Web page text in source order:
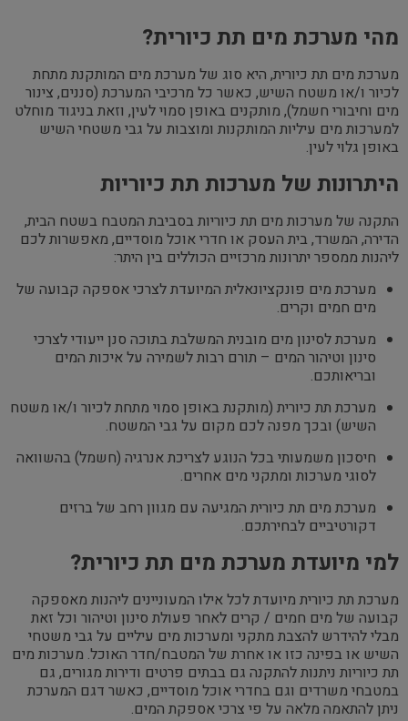
מהי מערכת מים תת כיורית?
מערכת מים תת כיורית, היא סוג של מערכת מים המותקנת מתחת
לכיור ו/או משטח השיש, כאשר כל מרכיבי המערכת (סננים, צינור
מים וחיבורי חשמל), מותקנים באופן סמוי לעין, וזאת בניגוד מוחלט
למערכות מים עיליות המותקנות ומוצבות על גבי משטחי השיש
באופן גלוי לעין.
היתרונות של מערכות תת כיוריות
התקנה של מערכות מים תת כיוריות בסביבת המטבח בשטח הבית,
הדירה, המשרד, בית העסק או חדרי אוכל מוסדיים, מאפשרות לכם
ליהנות ממספר יתרונות מרכזיים הכוללים בין היתר:
מערכת מים פונקציונאלית המיועדת לצרכי אספקה קבועה של
מים חמים וקרים.
מערכת לסינון מים מובנית המשלבת בתוכה סנן ייעודי לצרכי
סינון וטיהור המים – תורם רבות לשמירה על איכות המים
ובריאותכם.
מערכת תת כיורית (מותקנת באופן סמוי מתחת לכיור ו/או משטח
השיש) ובכך מפנה לכם מקום על גבי המשטח.
חיסכון משמעותי בכל הנוגע לצריכת אנרגיה (חשמל) בהשוואה
לסוגי מערכות ומתקני מים אחרים.
מערכת מים תת כיורית המגיעה עם מגוון רחב של ברזים
דקורטיביים לבחירתכם.
למי מיועדת מערכת מים תת כיורית?
מערכת תת כיורית מיועדת לכל אילו המעוניינים ליהנות מאספקה
קבועה של מים חמים / קרים לאחר פעולת סינון וטיהור וכל זאת
מבלי להידרש להצבת מתקני ומערכות מים עיליים על גבי משטחי
השיש או בפינה כזו או אחרת של המטבח/חדר האוכל. מערכות מים
תת כיוריות ניתנות להתקנה גם בבתים פרטים ודירות מגורים, גם
במטבחי משרדים וגם בחדרי אוכל מוסדיים, כאשר דגם המערכת
ניתן להתאמה מלאה על פי צרכי אספקת המים.